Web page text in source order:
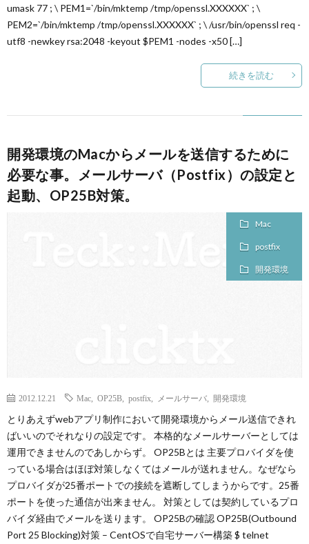
umask 77 ; \ PEM1=`/bin/mktemp /tmp/openssl.XXXXXX` ; \
PEM2=`/bin/mktemp /tmp/openssl.XXXXXX` ; \ /usr/bin/openssl req -
utf8 -newkey rsa:2048 -keyout $PEM1 -nodes -x50 […]
続きを読む
開発環境のMacからメールを送信するために
必要な事。メールサーバ（Postfix）の設定と
起動、OP25B対策。
Mac
postfix
開発環境
2012.12.21 Mac OP25B postfix メールサーバ 開発環境
とりあえずwebアプリ制作において開発環境からメール送信できれ
ばいいのでそれなりの設定です。 本格的なメールサーバーとしては
運用できませんのであしからず。 OP25Bとは 主要プロバイダを使
っている場合はほぼ対策しなくてはメールが送れません。なぜなら
プロバイダが25番ポートでの接続を遮断してしまうからです。25番
ポートを使った通信が出来ません。 対策としては契約しているプロ
バイダ経由でメールを送ります。 OP25Bの確認 OP25B(Outbound
Port 25 Blocking)対策 – CentOSで自宅サーバー構築 $ telnet